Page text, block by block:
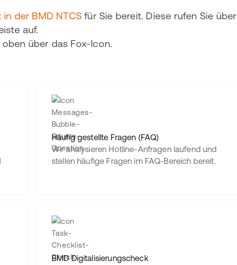
der BMD NTCS für Sie bereit. Diese rufen Sie über
auf.
über das Fox-Icon.
Häufig gestellte Fragen (FAQ)
Wir analysieren Hotline-Anfragen laufend und
stellen häufige Fragen im FAQ-Bereich bereit.
BMD Digitalisierungscheck